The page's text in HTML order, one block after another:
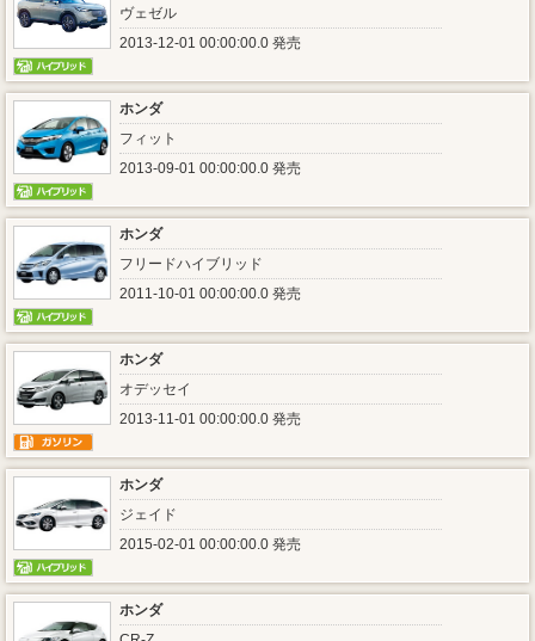
ヴェゼル
2013-12-01 00:00:00.0 発売
ホンダ
フィット
2013-09-01 00:00:00.0 発売
ホンダ
フリードハイブリッド
2011-10-01 00:00:00.0 発売
ホンダ
オデッセイ
2013-11-01 00:00:00.0 発売
ホンダ
ジェイド
2015-02-01 00:00:00.0 発売
ホンダ